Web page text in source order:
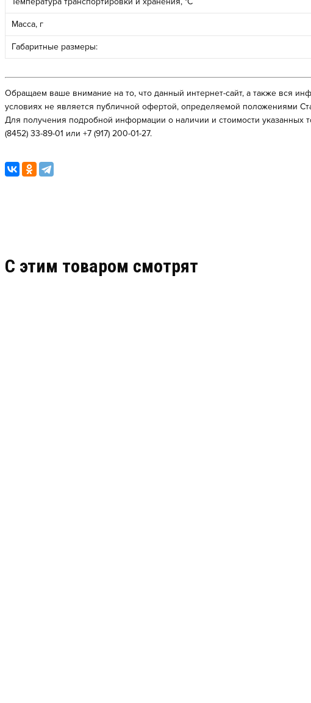
Масса, г
Габаритные размеры:
Обращаем ваше внимание на то, что данный интернет-сайт, а также вся
условиях не является публичной офертой, определяемой положениями
Для получения подробной информации о наличии и стоимости указанных
(8452) 33-89-01 или +7 (917) 200-01-27.
C этим товаром смотрят